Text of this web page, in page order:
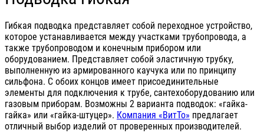
Гибкая подводка представляет собой переходное устройство,
которое устанавливается между участками трубопровода, а
также трубопроводом и конечным прибором или
оборудованием. Представляет собой эластичную трубку,
выполненную из армированного каучука или по принципу
сильфона. С обоих концов имеет присоединительные
элементы для подключения к трубе, сантехоборудованию или
газовым приборам. Возможны 2 варианта подводок: «гайка-
гайка» или «гайка-штуцер». Компания «ВитТо» предлагает
отличный выбор изделий от проверенных производителей.